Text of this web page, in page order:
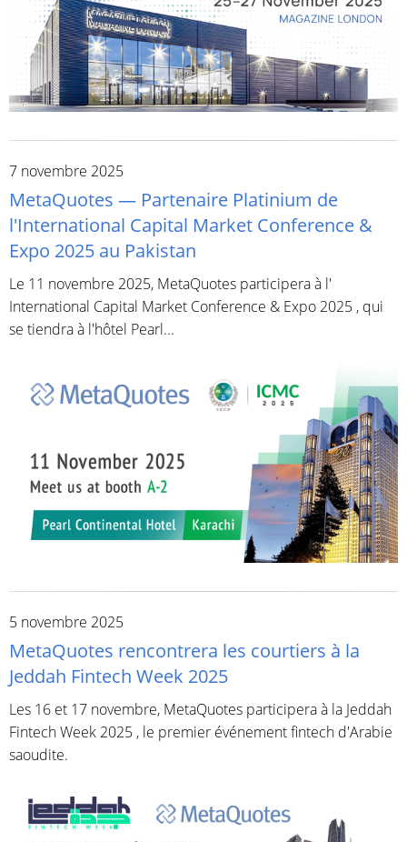
7 novembre 2025
MetaQuotes — Partenaire Platinium de
l'International Capital Market Conference &
Expo 2025 au Pakistan
Le 11 novembre 2025, MetaQuotes participera à l'
International Capital Market Conference & Expo 2025 , qui
se tiendra à l'hôtel Pearl...
5 novembre 2025
MetaQuotes rencontrera les courtiers à la
Jeddah Fintech Week 2025
Les 16 et 17 novembre, MetaQuotes participera à la Jeddah
Fintech Week 2025 , le premier événement fintech d'Arabie
saoudite.